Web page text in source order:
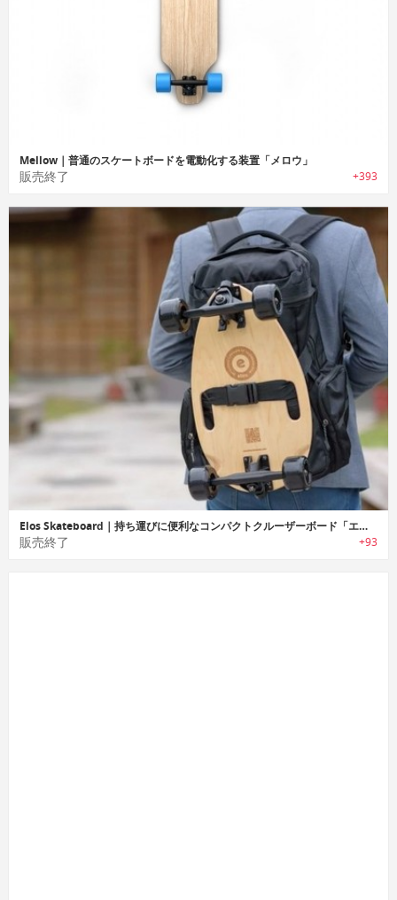
Mellow｜普通のスケートボードを電動化する装置「メロウ」
販売終了 +393
Elos Skateboard｜持ち運びに便利なコンパクトクルーザーボード「エロススケートボード」
販売終了 +93